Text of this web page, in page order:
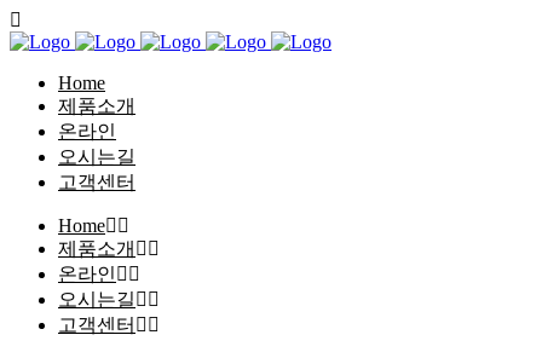
Home
제품소개
온라인
오시는길
고객센터
Home
제품소개
온라인
오시는길
고객센터